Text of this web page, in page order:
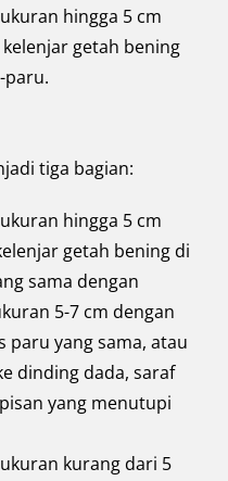
hingga 5 cm
getah bening
paru.
tiga bagian:
hingga 5 cm
getah bening di
sama dengan
5-7 cm dengan
yang sama, atau
dinding dada, saraf
yang menutupi
kurang dari 5